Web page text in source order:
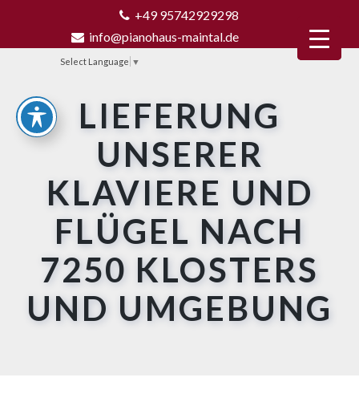
+49 95742929298
info@pianohaus-maintal.de
Select Language ▼
LIEFERUNG
UNSERER
KLAVIERE UND
FLÜGEL NACH
7250 KLOSTERS
UND UMGEBUNG